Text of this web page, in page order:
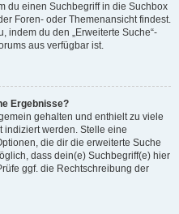
du einen Suchbegriff in die Suchbox
Foren- oder Themenansicht findest.
indem du den „Erweiterte Suche“-
aus verfügbar ist.
Ergebnisse?
gehalten und enthielt zu viele
indiziert werden. Stelle eine
die dir die erweiterte Suche
dass dein(e) Suchbegriff(e) hier
ggf. die Rechtschreibung der